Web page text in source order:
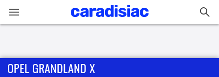
Accueil
OPEL GRANDLAND X